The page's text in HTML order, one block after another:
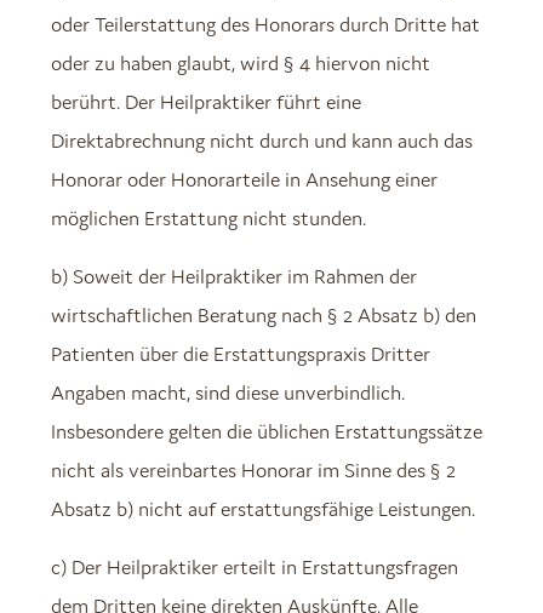
oder Teilerstattung des Honorars durch Dritte hat
oder zu haben glaubt, wird § 4 hiervon nicht
berührt. Der Heilpraktiker führt eine
Direktabrechnung nicht durch und kann auch das
Honorar oder Honorarteile in Ansehung einer
möglichen Erstattung nicht stunden.
b) Soweit der Heilpraktiker im Rahmen der
wirtschaftlichen Beratung nach § 2 Absatz b) den
Patienten über die Erstattungspraxis Dritter
Angaben macht, sind diese unverbindlich.
Insbesondere gelten die üblichen Erstattungssätze
nicht als vereinbartes Honorar im Sinne des § 2
Absatz b) nicht auf erstattungsfähige Leistungen.
c) Der Heilpraktiker erteilt in Erstattungsfragen
dem Dritten keine direkten Auskünfte. Alle